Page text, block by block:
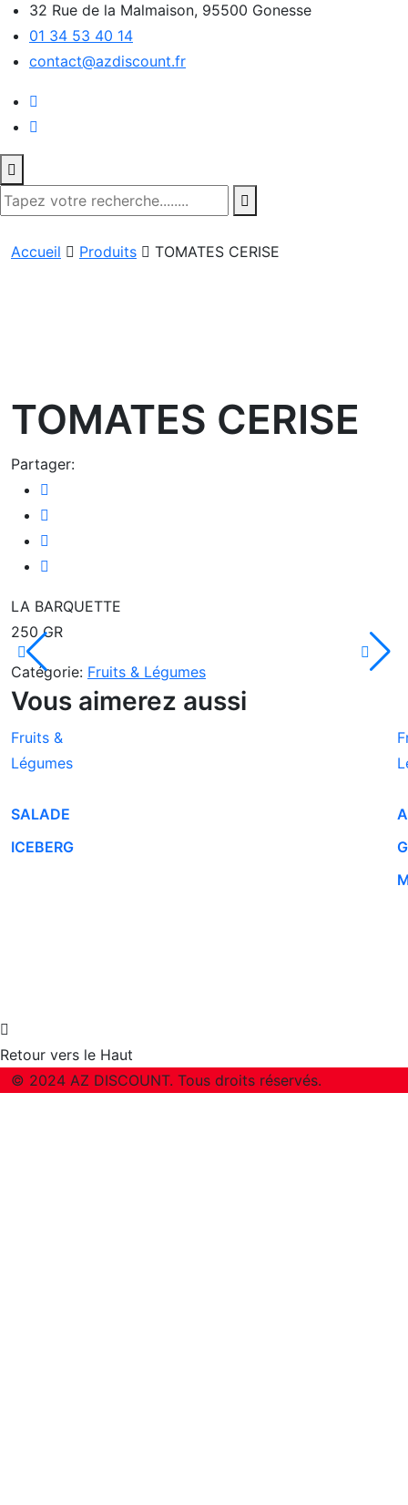
32 Rue de la Malmaison, 95500 Gonesse
01 34 53 40 14
contact@azdiscount.fr
Accueil Produits TOMATES CERISE
TOMATES CERISE
Partager:
LA BARQUETTE
250 GR
Catégorie: Fruits & Légumes
Vous aimerez aussi
Fruits &
Légumes
SALADE
ICEBERG
Retour vers le Haut
© 2024 AZ DISCOUNT. Tous droits réservés.